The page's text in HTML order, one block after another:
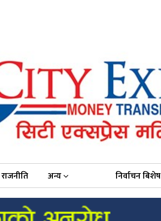
राजनीति अन्य निर्वाचन बिशेष